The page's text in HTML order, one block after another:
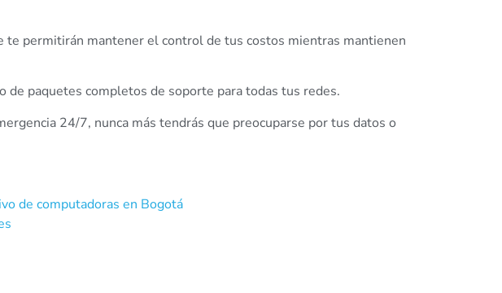
permitirán mantener el control de tus costos mientras mantienen
paquetes completos de soporte para todas tus redes.
24/7, nunca más tendrás que preocuparse por tus datos o
de computadoras en Bogotá